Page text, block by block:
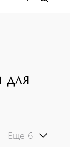
для
Еще 6